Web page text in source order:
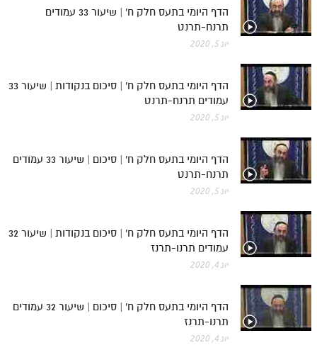
הדף היומי בתעס חלק ח' | שיעור 33 עמודים
תרנח-תרנט
יונ 5, 2020
הדף היומי בתעס חלק ח' | סיכום בנקודות | שיעור 33
עמודים תרנח-תרנט
יונ 5, 2020
הדף היומי בתעס חלק ח' | סיכום | שיעור 33 עמודים
תרנח-תרנט
יונ 5, 2020
הדף היומי בתעס חלק ח' | סיכום בנקודות | שיעור 32
עמודים תרנו-תרנז
יונ 4, 2020
הדף היומי בתעס חלק ח' | סיכום | שיעור 32 עמודים
תרנו-תרנז
יונ 4, 2020